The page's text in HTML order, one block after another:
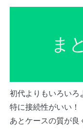
ま
初代よりもいろいろ
特に接続性がいい！
あとケースの質が良